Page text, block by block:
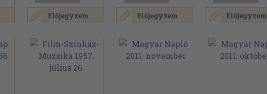
Előjegyzem Előjegyzem Előjegyzem